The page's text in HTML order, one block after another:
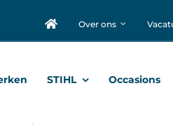
Over ons
STIHL Occasions